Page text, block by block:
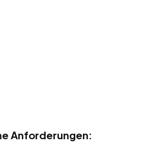
Anforderungen: